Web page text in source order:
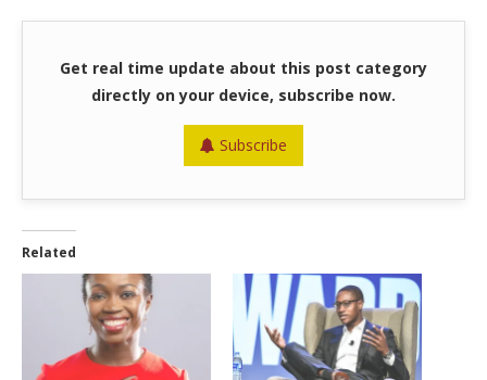
Get real time update about this post category
directly on your device, subscribe now.
Subscribe
Related